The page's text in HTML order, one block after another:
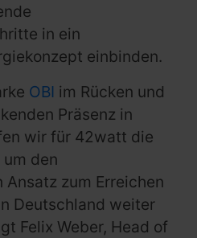
in ein
einbinden.
OBI im Rücken und
Präsenz in
wir für 42watt die
den
zum Erreichen
Deutschland weiter
Felix Weber, Head of